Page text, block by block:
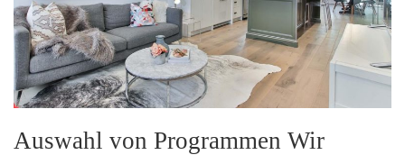
Auswahl von Programmen Wir